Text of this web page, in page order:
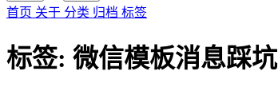
首页 关于 分类 归档 标签
标签: 微信模板消息踩坑